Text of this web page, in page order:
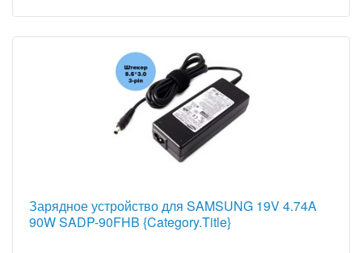
Зарядное устройство для SAMSUNG 19V 4.74A
90W SADP-90FHB {Category.Title}